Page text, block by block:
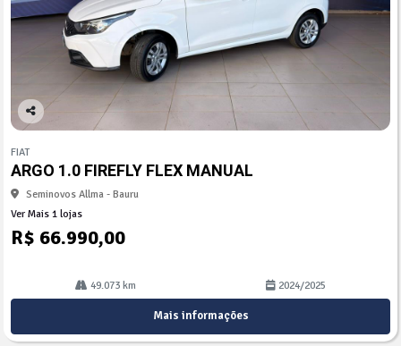
Co
arti
lhe
FIAT
ARGO 1.0 FIREFLY FLEX MANUAL
Seminovos Allma - Bauru
Ver Mais 1 lojas
R$ 66.990,00
49.073 km 2024/2025
Mais informações